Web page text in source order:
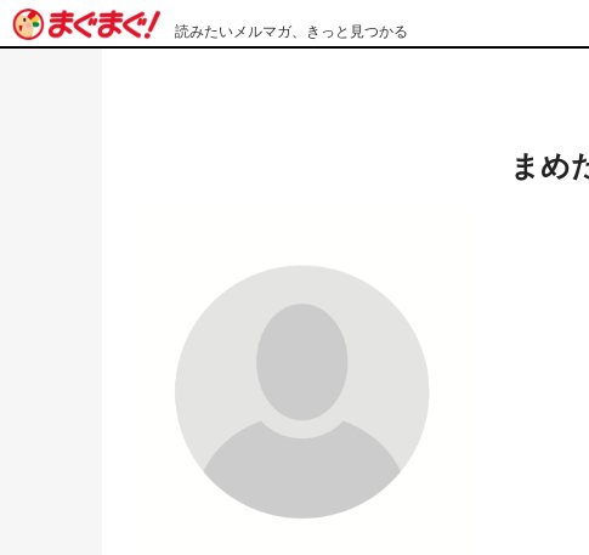
読みたいメルマガ、きっと見つかる
まめ